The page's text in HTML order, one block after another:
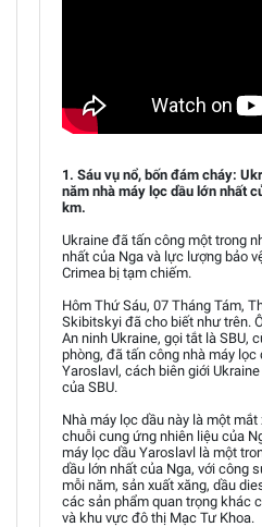
1. Sáu vụ nổ, bốn đám cháy:
năm nhà máy lọc dầu lớn nhất
km.
Ukraine đã tấn công một trong
nhất của Nga và lực lượng bảo
Crimea bị tạm chiếm.
Hôm Thứ Sáu, 07 Tháng Tám,
Skibitskyi đã cho biết như trên.
An ninh Ukraine, gọi tắt là SBU,
phòng, đã tấn công nhà máy lọc
Yaroslavl, cách biên giới
của SBU.
Nhà máy lọc dầu này là một
chuỗi cung ứng nhiên liệu của
máy lọc dầu Yaroslavl là một
dầu lớn nhất của Nga, với công
mỗi năm, sản xuất xăng, dầu
các sản phẩm quan trọng khác
và khu vực đô thị Mạc Tư Khoa.